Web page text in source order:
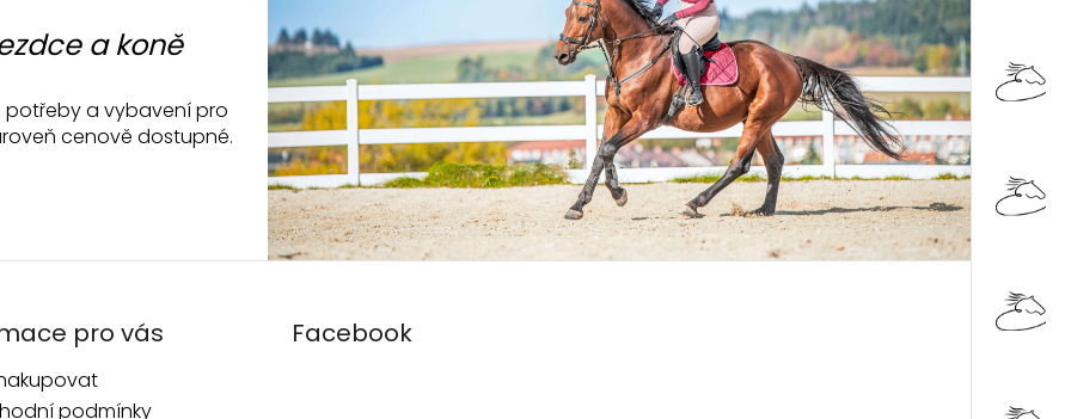
i
s
u
a koně
potřeby a vybavení pro
cenově dostupné.
pro vás
podmínky
Facebook